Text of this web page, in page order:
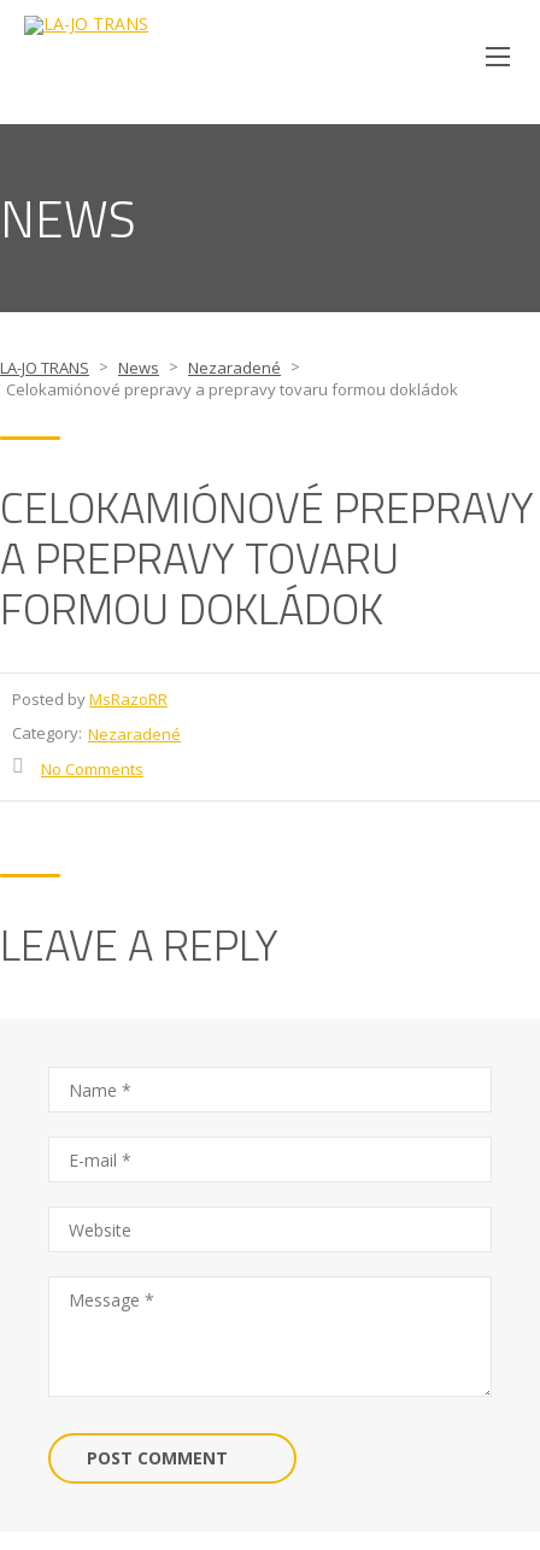
NEWS
LA-JO TRANS > News > Nezaradené >
Celokamiónové prepravy a prepravy tovaru formou dokládok
CELOKAMIÓNOVÉ PREPRAVY
A PREPRAVY TOVARU
FORMOU DOKLÁDOK
Posted byMsRazoRR
Category: Nezaradené
No Comments
LEAVE A REPLY
POST COMMENT